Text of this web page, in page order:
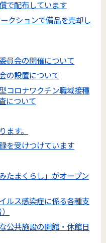
で配布しています
クションで備品を売却し
員会の開催について
の設置について
コロナワクチン職域接種
について
す。
を受けつけています
たまくらし」がオープン
ルス感染症に係る各種支
公共施設の開館・休館日